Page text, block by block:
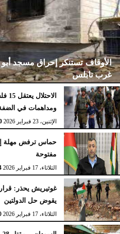
الأوقاف تستنكر إحراق مسجد
غرب نابلس
الإثنين، 23 فبراير 2026 02:15 مـ
ومداهمات في الضفة
الإثنين، 23 فبراير 2026
حماس ترفض مهلة
مفتوحة
الثلاثاء، 17 فبراير 2026
غوتيريش يحذر:
يقوض حل الدولتين
الثلاثاء، 17 فبراير 2026